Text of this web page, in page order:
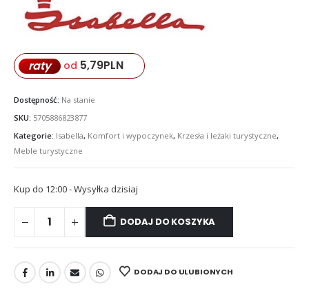
raty od 5,79PLN
Dostępność: Na stanie
SKU: 5705886823877
Kategorie: Isabella, Komfort i wypoczynek, Krzesła i leżaki turystyczne,
Meble turystyczne
Kup do 12:00 - Wysyłka dzisiaj
DODAJ DO KOSZYKA
DODAJ DO ULUBIONYCH